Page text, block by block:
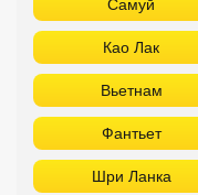
Самуй
Као Лак
Вьетнам
Фантьет
Шри Ланка